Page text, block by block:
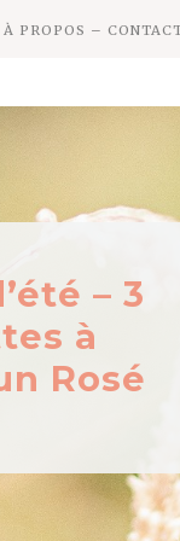
À PROPOS –
– 3
à
Rosé